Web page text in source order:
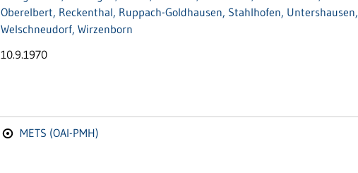
Oberelbert, Reckenthal, Ruppach-Goldhausen, Stahlhofen, Untershausen,
Welschneudorf, Wirzenborn
10.9.1970
METS (OAI-PMH)